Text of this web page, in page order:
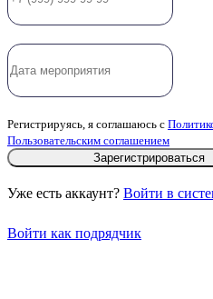
Регистрируясь, я соглашаюсь с
Пользовательским соглашением
Зарегистрироваться
Уже есть аккаунт? Войти в
Войти как подрядчик